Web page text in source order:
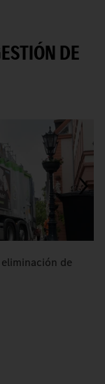
DE
de